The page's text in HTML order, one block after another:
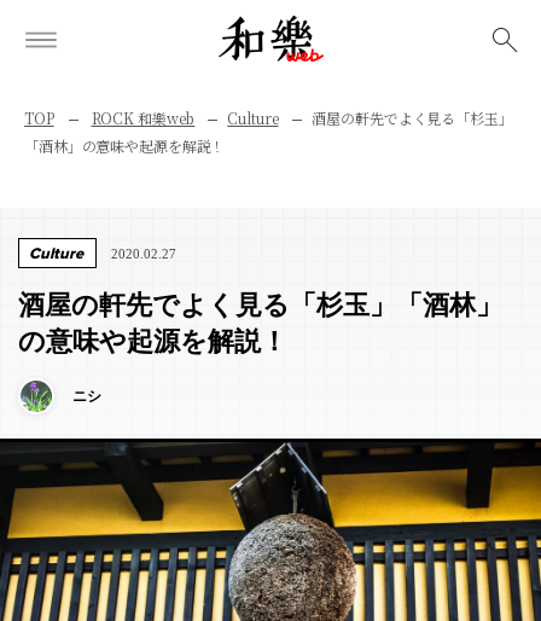
TOP ROCK 和樂web Culture
酒屋の軒先でよく見る「杉玉」
「酒林」の意味や起源を解説！
Culture 2020.02.27
酒屋の軒先でよく見る「杉玉」「酒林」
の意味や起源を解説！
ニシ